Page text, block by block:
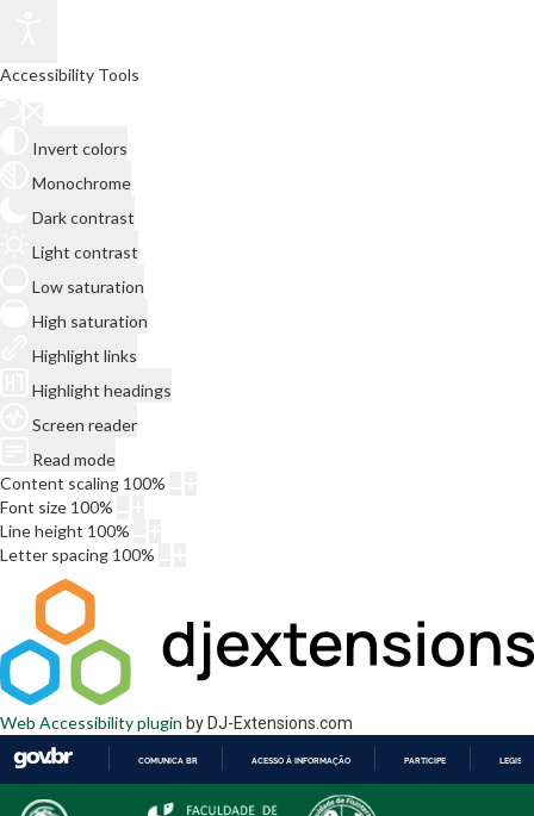
Accessibility Tools
Invert colors
Monochrome
Dark contrast
Light contrast
Low saturation
High saturation
Highlight links
Highlight headings
Screen reader
Read mode
Content scaling 100%
Font size 100%
Line height 100%
Letter spacing 100%
Web Accessibility plugin by DJ-Extensions.com
PARA
COMUNICA BR ACESSO À INFORMAÇÃO PARTICIPE